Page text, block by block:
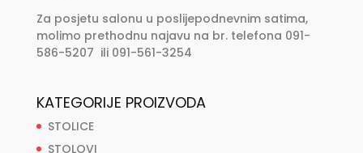
Za posjetu salonu u poslijepodnevnim satima,
molimo prethodnu najavu na br. telefona 091-
586-5207 ili 091-561-3254
KATEGORIJE PROIZVODA
STOLICE
STOLOVI